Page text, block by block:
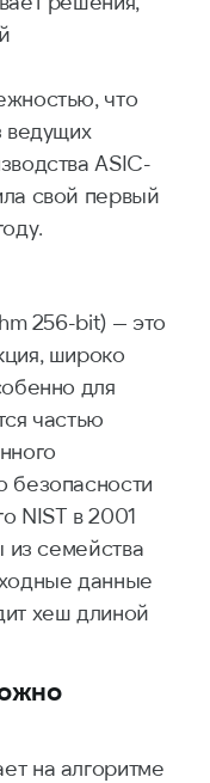
что
ведущих
ASIC-
свой первый
256-bit) — это
широко
для
частью
безопасности
NIST в 2001
из семейства
данные
хеш длиной
на алгоритме